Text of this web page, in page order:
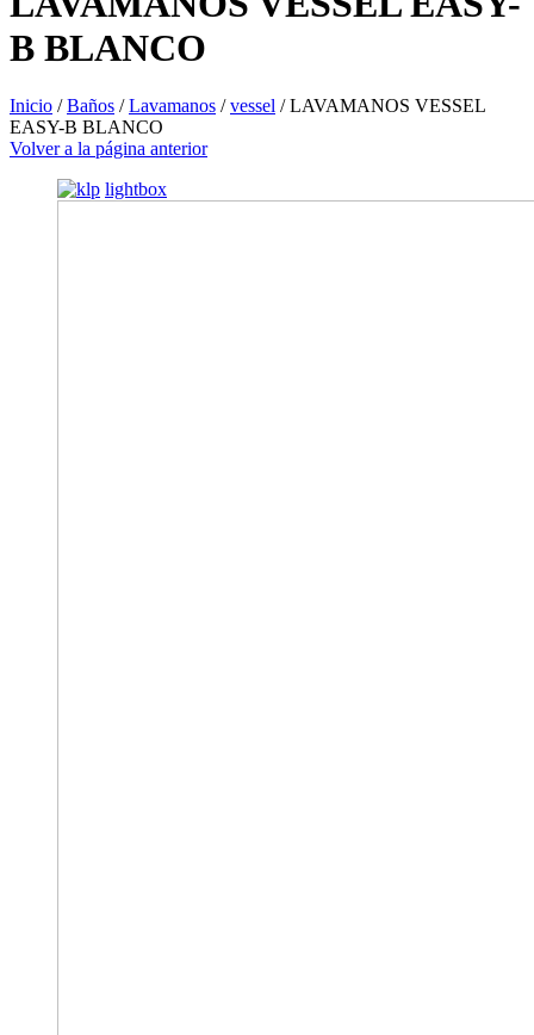
B BLANCO
Inicio / Baños / Lavamanos / vessel /LAVAMANOS VESSEL
EASY-B BLANCO
Volver a la página anterior
lightbox